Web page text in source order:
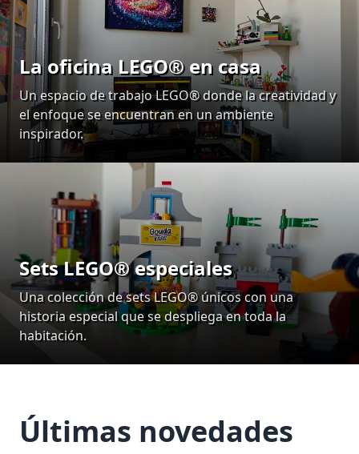
La oficina LEGO® en casa
Un espacio de trabajo LEGO® donde la creatividad y
el enfoque se encuentran en un ambiente
inspirador.
Sets LEGO® especiales
Una colección de sets LEGO® únicos con una
historia especial que se despliega en toda la
habitación.
Últimas novedades